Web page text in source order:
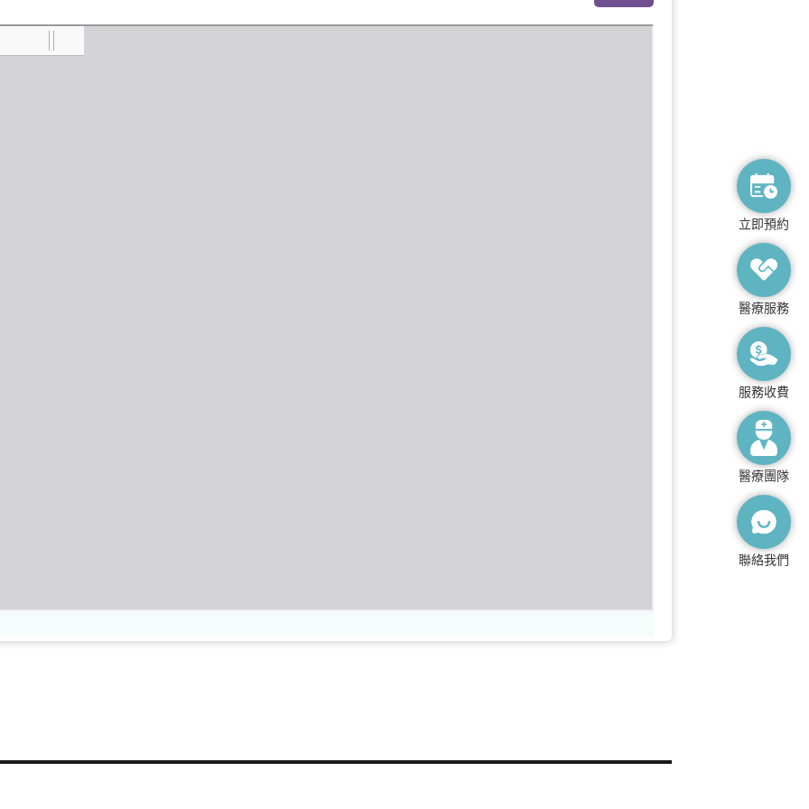
立即預約
醫療服務
服務收費
醫療團隊
聯絡我們